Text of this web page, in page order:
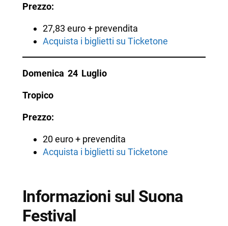
Prezzo:
27,83 euro + prevendita
Acquista i biglietti su Ticketone
Domenica 24 Luglio
Tropico
Prezzo:
20 euro + prevendita
Acquista i biglietti su Ticketone
Informazioni sul Suona
Festival